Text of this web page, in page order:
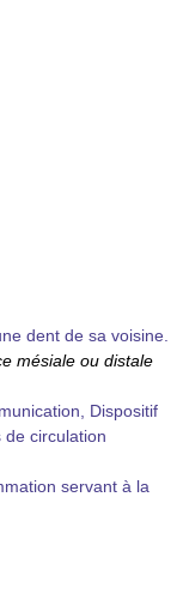
dent de sa voisine.
mésiale ou distale
Dispositif
circulation
servant à la